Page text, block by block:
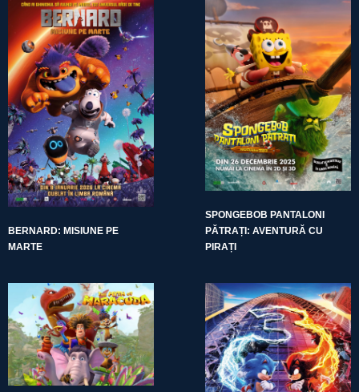
BERNARD: MISIUNE PE
MARTE
SPONGEBOB PANTALONI
PĂTRAȚI: AVENTURĂ CU
PIRAȚI